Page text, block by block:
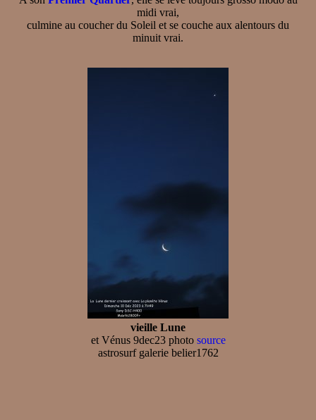
midi vrai,
culmine au coucher du Soleil et se couche aux alentours du
minuit vrai.
vieille Lune
et Vénus 9dec23 photo source
astrosurf galerie belier1762